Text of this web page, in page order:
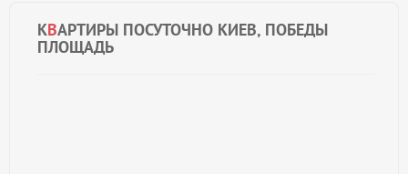
КВАРТИРЫ ПОСУТОЧНО КИЕВ, ПОБЕДЫ
ПЛОЩАДЬ